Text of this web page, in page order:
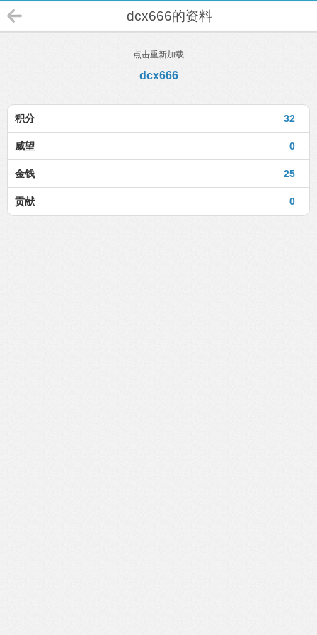
dcx666的资料
点击重新加载
dcx666
32
积分
0
威望
25
金钱
0
贡献